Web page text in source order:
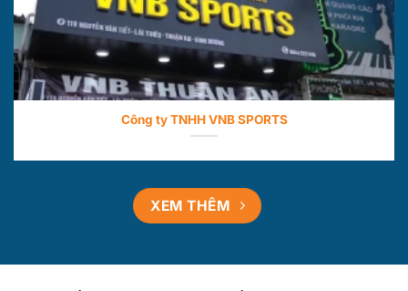
Công ty TNHH VNB SPORTS
XEM THÊM